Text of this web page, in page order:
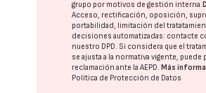
grupo por motivos de gestión interna.
Acceso, rectificación, oposición,
portabilidad, limitación del
decisiones automatizadas: contacte
nuestro DPD. Si considera que el
se ajusta a la normativa vigente, puede
reclamación ante laAEPD.Más
Política de Protección de Datos